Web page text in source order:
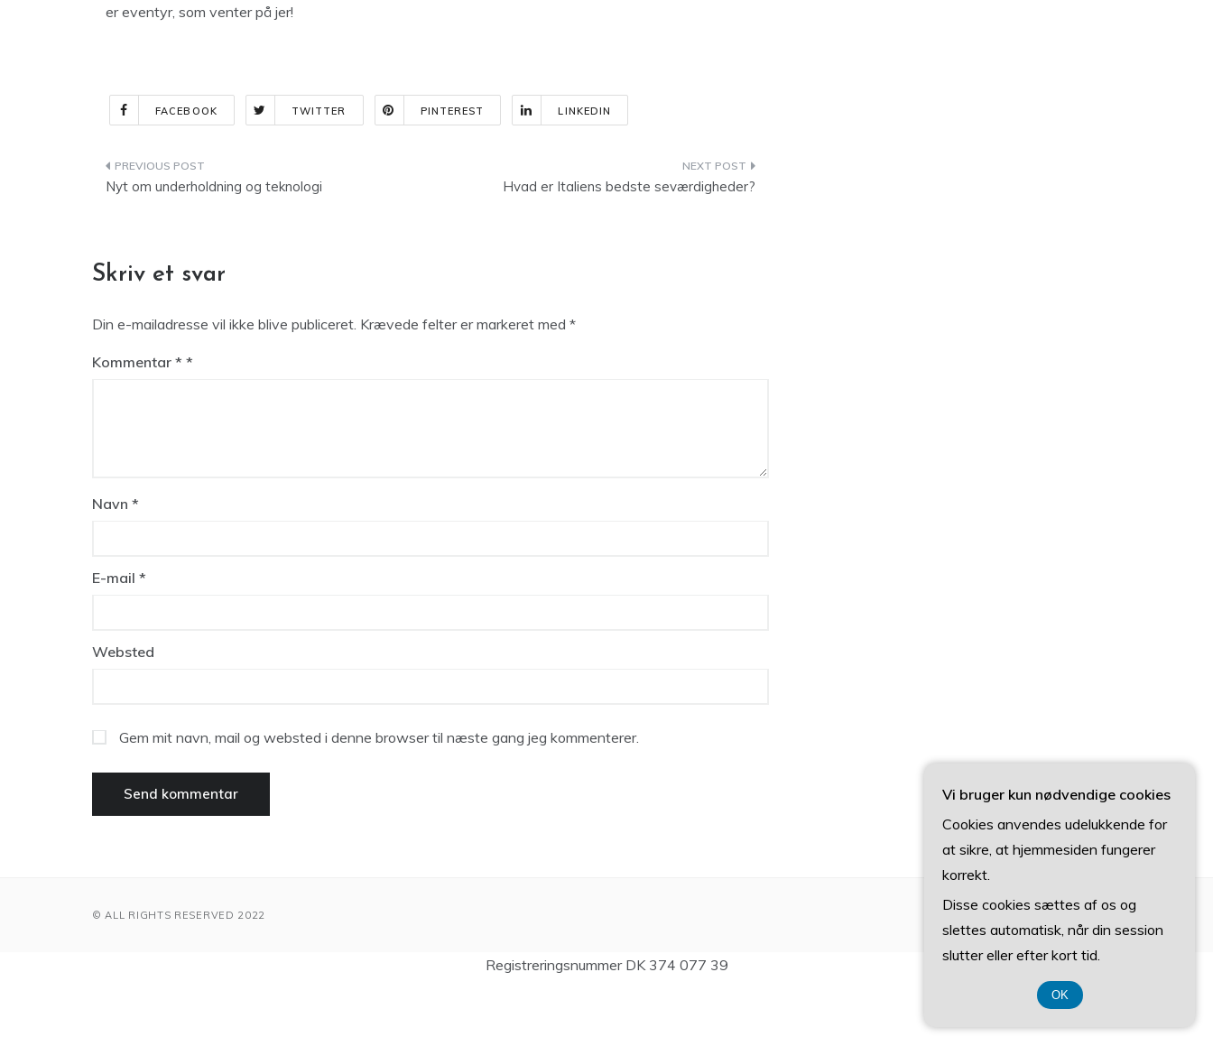
er eventyr, som venter på jer!
FACEBOOK TWITTER PINTEREST LINKEDIN
Indlægsnavigation
Nyt om underholdning og teknologi Hvad er Italiens bedste seværdigheder?
Skriv et svar
Din e-mailadresse vil ikke blive publiceret. Krævede felter er markeret med *
Kommentar *
Navn *
E-mail *
Websted
Gem mit navn, mail og websted i denne browser til næste gang jeg kommenterer.
© ALL RIGHTS RESERVED 2022
Registreringsnummer DK 374 077 39
Vi bruger kun nødvendige cookies
Cookies anvendes udelukkende for
at sikre, at hjemmesiden fungerer
korrekt.
Disse cookies sættes af os og
slettes automatisk, når din session
slutter eller efter kort tid.
OK